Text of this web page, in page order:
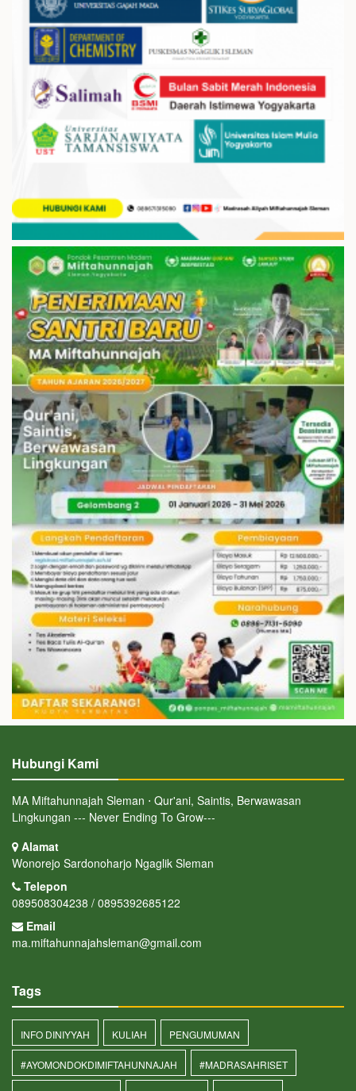
Hubungi Kami
MA Miftahunnajah Sleman ⋅ Qur'ani, Saintis, Berwawasan
Lingkungan --- Never Ending To Grow---
Alamat
Wonorejo Sardonoharjo Ngaglik Sleman
Telepon
089508304238 / 0895392685122
Email
ma.miftahunnajahsleman@gmail.com
Tags
INFO DINIYYAH KULIAH PENGUMUMAN
#AYOMONDOKDIMIFTAHUNNAJAH #MADRASAHRISET